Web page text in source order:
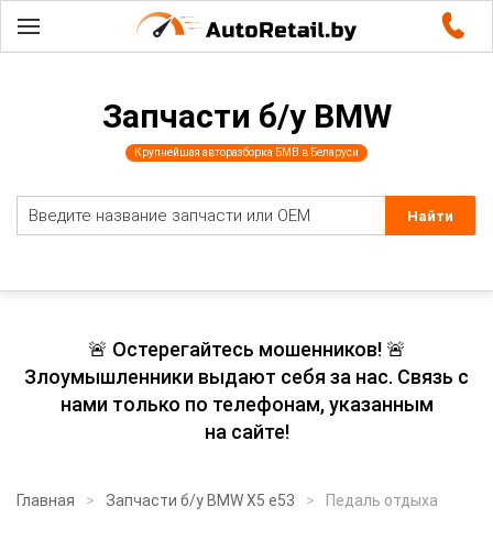
Запчасти б/у BMW
Крупнейшая авторазборка БМВ в Беларуси
🚨 Остерегайтесь мошенников! 🚨
Злоумышленники выдают себя за нас. Связь с
нами только по телефонам, указанным
на сайте!
Главная Запчасти б/у BMW X5 e53 Педаль отдыха